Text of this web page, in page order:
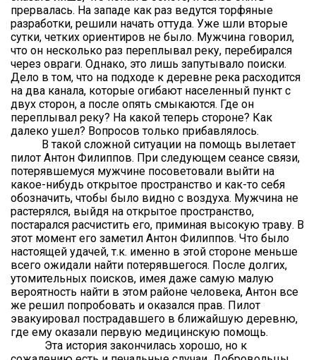
прервалась. На западе как раз ведутся торфяные
разработки, решили начать оттуда. Уже шли вторые
сутки, четких ориентиров не было. Мужчина говорил,
что он несколько раз переплывал реку, перебирался
через овраги. Однако, это лишь запутывало поиски.
Дело в том, что на подходе к деревне река расходится
на два канала, которые огибают населенный пункт с
двух сторон, а после опять смыкаются. Где он
переплывал реку? На какой теперь стороне? Как
далеко ушел? Вопросов только прибавлялось.
В такой сложной ситуации на помощь вылетает
пилот Антон Филиппов. При следующем сеансе связи,
потерявшемуся мужчине посоветовали выйти на
какое-нибудь открытое пространство и как-то себя
обозначить, чтобы было видно с воздуха. Мужчина не
растерялся, выйдя на открытое пространство,
постарался расчистить его, приминая высокую траву. В
этот момент его заметил Антон Филиппов. Что было
настоящей удачей, т.к. именно в этой стороне меньше
всего ожидали найти потерявшегося. После долгих,
утомительных поисков, имея даже самую малую
вероятность найти в этом районе человека, Антон все
же решил попробовать и оказался прав. Пилот
эвакуировал пострадавшего в ближайшую деревню,
где ему оказали первую медицинскую помощь.
Эта история закончилась хорошо, но к